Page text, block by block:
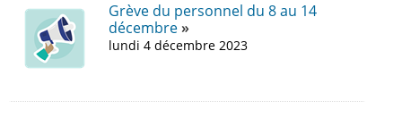
Grève du personnel du 8 au 14
décembre
lundi 4 décembre 2023